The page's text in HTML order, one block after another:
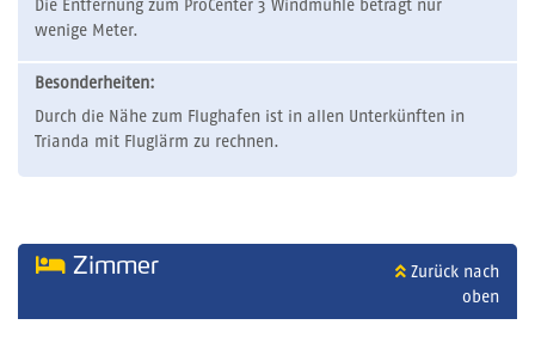
Die Entfernung zum ProCenter 3 Windmühle beträgt nur
wenige Meter.
Besonderheiten:
Durch die Nähe zum Flughafen ist in allen Unterkünften in
Trianda mit Fluglärm zu rechnen.
Zimmer
Zurück nach
oben